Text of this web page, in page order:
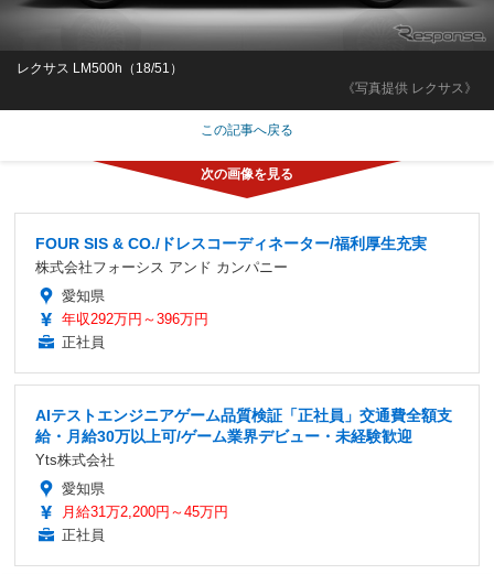
《写真提供 レクサス》
レクサス LM500h（18/51）
この記事へ戻る
FOUR SIS & CO./ドレスコーディネーター/福利厚生充実
株式会社フォーシス アンド カンパニー
愛知県
年収292万円～396万円
正社員
AIテストエンジニアゲーム品質検証「正社員」交通費全額支
給・月給30万以上可/ゲーム業界デビュー・未経験歓迎
Yts株式会社
愛知県
月給31万2,200円～45万円
正社員